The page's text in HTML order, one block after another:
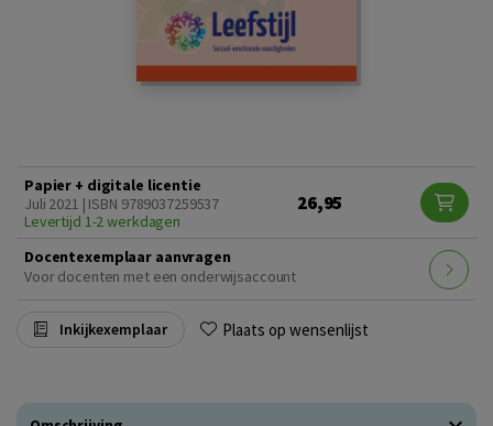
Papier + digitale licentie
Juli 2021 | ISBN 9789037259537
Levertijd 1-2 werkdagen
26,95
Docentexemplaar aanvragen
Voor docenten met een onderwijsaccount
Inkijkexemplaar Plaats op wensenlijst